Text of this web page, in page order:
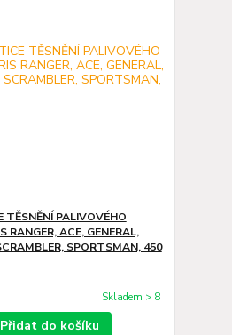
TĚSNĚNÍ PALIVOVÉHO
RANGER, ACE, GENERAL,
SPORTSMAN, 450
Skladem > 8
Přidat do košíku